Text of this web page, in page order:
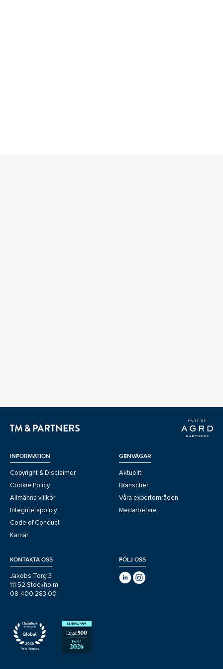
INFORMATION
Copyright & Disclaimer
Cookie Policy
Allmänna villkor
Integritetspolicy
Code of Conduct
Karriär
GENVÄGAR
Aktuellt
Branscher
Våra expertområden
Medarbetare
KONTAKTA OSS
Jakobs Torg 3
111 52 Stockholm
08-400 283 00
FÖLJ OSS